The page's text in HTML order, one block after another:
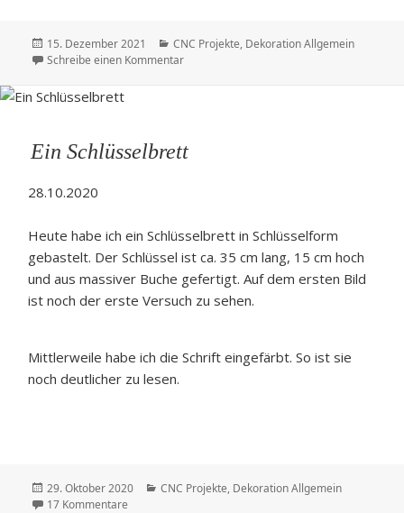
Veröffentlicht
am
15. Dezember 2021 Kategorien
CNC Projekte, Dekoration Allgemein
Schreibe einen Kommentarzu In Trauer …
Ein Schlüsselbrett
28.10.2020
Heute habe ich ein Schlüsselbrett in Schlüsselform
gebastelt. Der Schlüssel ist ca. 35 cm lang, 15 cm hoch
und aus massiver Buche gefertigt. Auf dem ersten Bild
ist noch der erste Versuch zu sehen.
Mittlerweile habe ich die Schrift eingefärbt. So ist sie
noch deutlicher zu lesen.
Veröffentlicht
am
29. Oktober 2020 Kategorien
CNC Projekte, Dekoration Allgemein
17 Kommentare